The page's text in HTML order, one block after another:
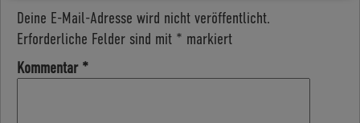
Deine E-Mail-Adresse wird nicht veröffentlicht.
Erforderliche Felder sind mit * markiert
Kommentar *